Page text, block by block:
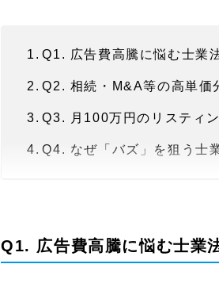
Q1. 広告費高騰に悩む士業
Q2. 相続・M&A等の高単価
Q3. 月100万円のリスティ
Q4. なぜ「バズ」を狙う士
Q7. 動画による「人柄・安
Q1. 広告費高騰に悩む士業